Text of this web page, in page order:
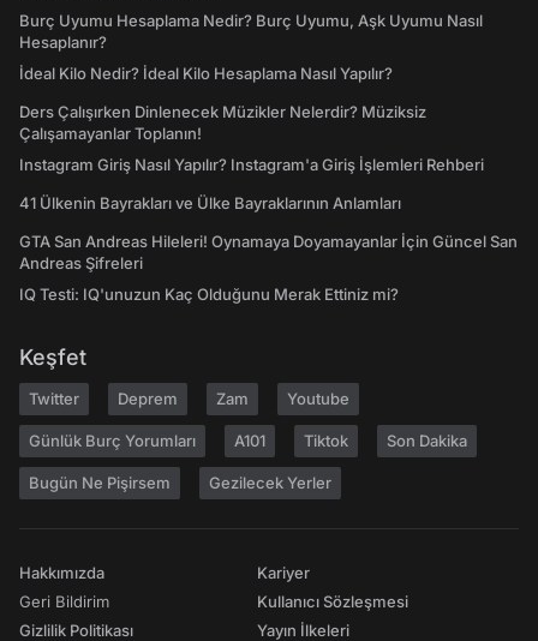
Burç Uyumu Hesaplama Nedir? Burç Uyumu, Aşk Uyumu Nasıl
Hesaplanır?
İdeal Kilo Nedir? İdeal Kilo Hesaplama Nasıl Yapılır?
Ders Çalışırken Dinlenecek Müzikler Nelerdir? Müziksiz
Çalışamayanlar Toplanın!
Instagram Giriş Nasıl Yapılır? Instagram'a Giriş İşlemleri Rehberi
41 Ülkenin Bayrakları ve Ülke Bayraklarının Anlamları
GTA San Andreas Hileleri! Oynamaya Doyamayanlar İçin Güncel San
Andreas Şifreleri
IQ Testi: IQ'unuzun Kaç Olduğunu Merak Ettiniz mi?
Keşfet
Twitter Deprem Zam Youtube
Günlük Burç Yorumları A101 Tiktok Son Dakika
Bugün Ne Pişirsem Gezilecek Yerler
Hakkımızda
Geri Bildirim
Gizlilik Politikası
Kariyer
Kullanıcı Sözleşmesi
Yayın İlkeleri